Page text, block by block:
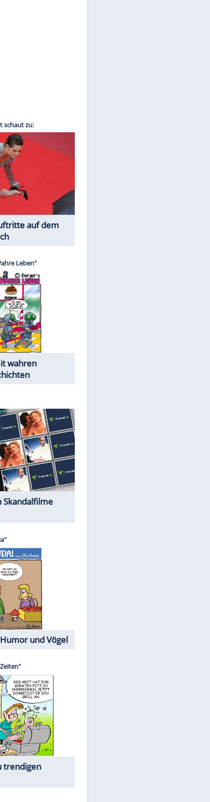
Spiele-Klassiker aus Asien
Die Öffentlichkeit schaut zu:
Peinliche Auftritte auf dem
roten Teppich
Cartoons mit wahren
Lebensgeschichten
Memo-Spiel